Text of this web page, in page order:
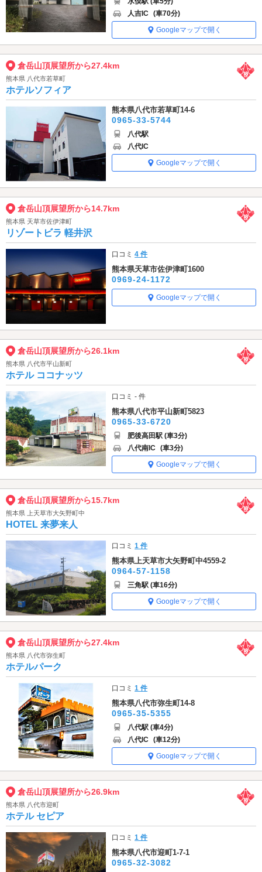
人吉IC (車70分)
Googleマップで開く
倉岳山頂展望所から27.4km
熊本県 八代市若草町
ホテルソフィア
熊本県八代市若草町14-6
0965-33-5744
八代駅
八代IC
Googleマップで開く
倉岳山頂展望所から14.7km
熊本県 天草市佐伊津町
リゾートビラ 軽井沢
口コミ4 件
熊本県天草市佐伊津町1600
0969-24-1172
Googleマップで開く
倉岳山頂展望所から26.1km
熊本県 八代市平山新町
ホテル ココナッツ
口コミ - 件
熊本県八代市平山新町5823
0965-33-6720
肥後高田駅 (車3分)
八代南IC (車3分)
Googleマップで開く
倉岳山頂展望所から15.7km
熊本県 上天草市大矢野町中
HOTEL 来夢来人
口コミ1 件
熊本県上天草市大矢野町中4559-2
0964-57-1158
三角駅 (車16分)
Googleマップで開く
倉岳山頂展望所から27.4km
熊本県 八代市弥生町
ホテルパーク
口コミ1 件
熊本県八代市弥生町14-8
0965-35-5355
八代駅 (車4分)
八代IC (車12分)
Googleマップで開く
倉岳山頂展望所から26.9km
熊本県 八代市迎町
ホテル セピア
口コミ1 件
熊本県八代市迎町1-7-1
0965-32-3082